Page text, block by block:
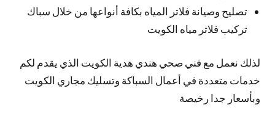
تصليح وصيانة فلاتر المياه بكافة أنواعها من خلال سباك
تركيب فلاتر مياه الكويت
لذلك نعمل مع فني صحي هندي هدية الكويت الذي يقدم لكم
خدمات متعددة في أعمال السباكة وتسليك مجاري الكويت
وبأسعار جدا رخيصة